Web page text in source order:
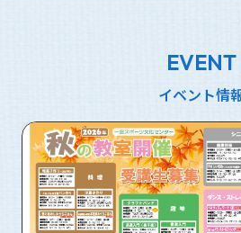
EVENT
イベント情